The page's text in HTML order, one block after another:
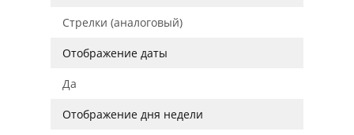
Стрелки (аналоговый)
Отображение даты
Да
Отображение дня недели